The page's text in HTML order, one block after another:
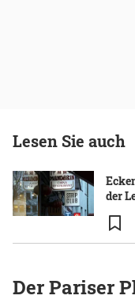
Lesen Sie auch
der
Der Pariser